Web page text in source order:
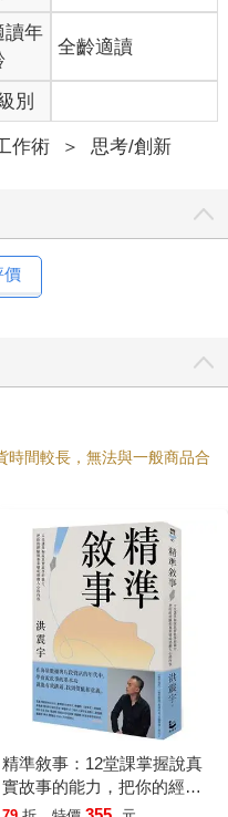
自己的注意力經濟。我們
各種類型的文字作品，這
、河道日益寬廣、水流越
無法專心聚焦。身在其中
文章給淹沒。網路小編每天
文章洗版，成為資訊洪流
路讓我們得以自由書寫，
想法；相對的，也讓我們
鼓勵我們用打游擊的方式
正在慢慢消逝。
職、斜槓與一人公司創業的
體來書寫表達自己的想
更多人想透過寫作來進行
跟更多人交流，找尋各種改
成為主動積極、運用深度
出的寫作過程，增加思考
力商人的操弄，透過寫作
疆域。
了上百萬篇樣本，歸納出
結論與清楚的觀點、長篇
化與有影響力的內容。
文章，是兼具理性論述思
「精準寫作的技術」。
讀年
全齡適讀
別
作術 ＞ 思考/創新
價
間較長，無法與一般商品合
精準敘事：12堂課掌握說真
實故事的能力，把你的經驗
和專業變成感動人心的內容